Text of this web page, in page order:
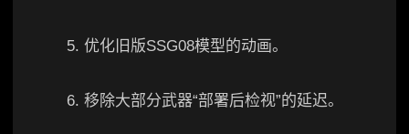
5. 优化旧版SSG08模型的动画。
6. 移除大部分武器“部署后检视”的延迟。